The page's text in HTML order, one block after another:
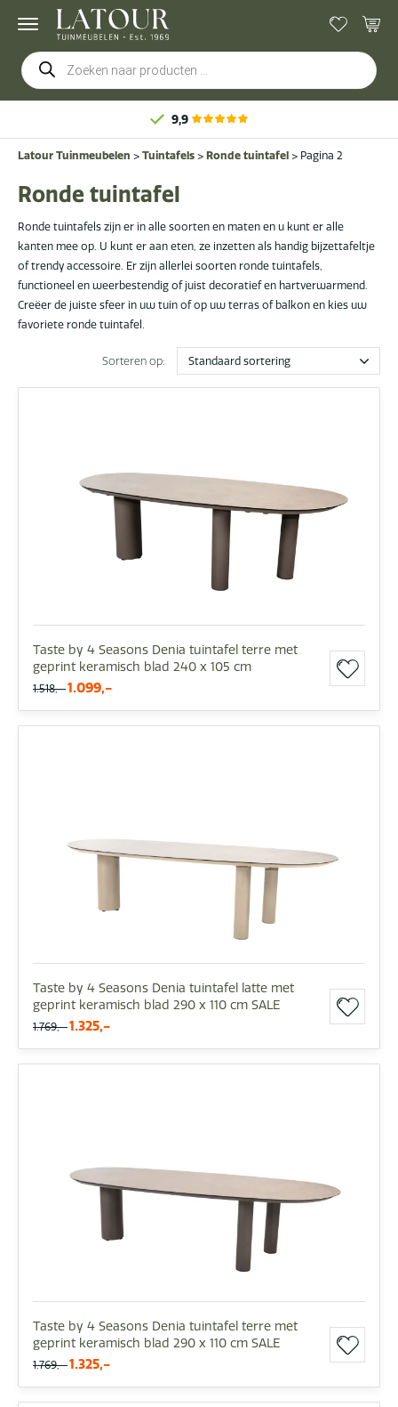
Producten
zoeken
Latour Tuinmeubelen > Tuintafels > Ronde tuintafel > Pagina 2
Ronde tuintafel
Ronde tuintafels zijn er in alle soorten en maten en u kunt er alle
kanten mee op. U kunt er aan eten, ze inzetten als handig bijzettafeltje
of trendy accessoire. Er zijn allerlei soorten ronde tuintafels,
functioneel en weerbestendig of juist decoratief en hartverwarmend.
Creëer de juiste sfeer in uw tuin of op uw terras of balkon en kies uw
favoriete ronde tuintafel.
Sorteren op:
Taste by 4 Seasons Denia tuintafel terre met
geprint keramisch blad 240 x 105 cm
1.518,- 1.099,-
Taste by 4 Seasons Denia tuintafel latte met
geprint keramisch blad 290 x 110 cm SALE
1.769,- 1.325,-
Taste by 4 Seasons Denia tuintafel terre met
geprint keramisch blad 290 x 110 cm SALE
1.769,- 1.325,-